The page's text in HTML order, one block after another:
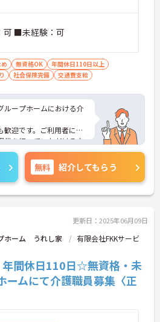
■未経験：可
無資格OK
年間休日110日以上
社会保険完備 交通費支給
ループホームにおける介
迎です。ご利用者に寄
供を行っていただける方
日110日もあり、プライ
務いただけます。
対策ポイントなど、さら
のでお気軽にご相談くだ
無料 紹介してもらう
更新日：2025年06月09日
ホーム うれし家
有限会社FKKサービ
年間休日110日☆無資格・未
ームにて介護職員募集〈正